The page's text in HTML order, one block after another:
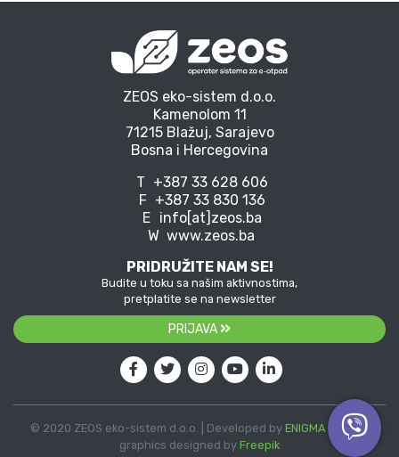
ZEOS eko-sistem d.o.o.
Kamenolom 11
71215 Blažuj, Sarajevo
Bosna i Hercegovina
T +387 33 628 606
F +387 33 830 136
E info[at]zeos.ba
W www.zeos.ba
PRIDRUŽITE NAM SE!
Budite u toku sa našim aktivnostima,
pretplatite se na newsletter
PRIJAVA
© 2020 ZEOS eko-sistem d.o.o. | Developed by ENIGMA | Vector
graphics designed by Freepik